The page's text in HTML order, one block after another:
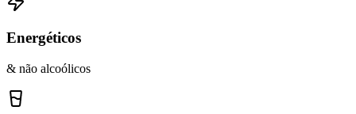
Energéticos
& não alcoólicos